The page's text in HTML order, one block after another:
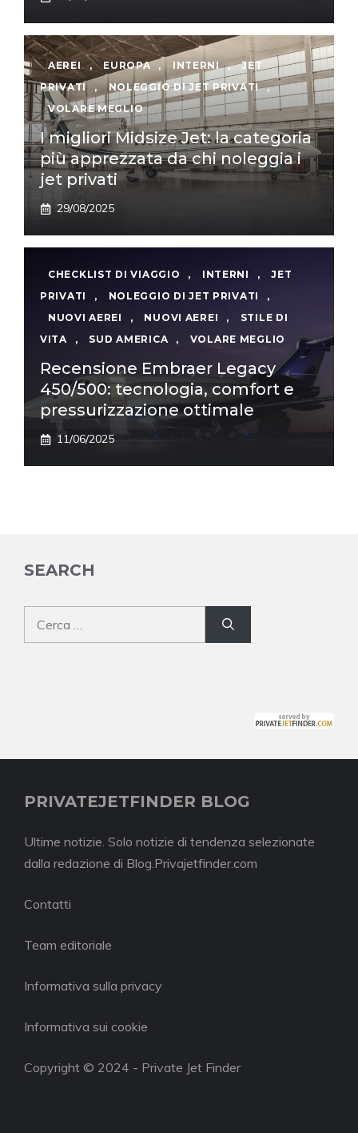
AEREI , EUROPA , INTERNI ,
JET
PRIVATI
, NOLEGGIO DI JET PRIVATI
,
VOLARE MEGLIO
I migliori Midsize Jet: la categoria
più apprezzata da chi noleggia i
jet privati
29/08/2025
CHECKLIST DI VIAGGIO , INTERNI ,
JET
PRIVATI
, NOLEGGIO DI JET PRIVATI
,
NUOVI AEREI
, NUOVI AEREI ,
STILE DI
VITA
, SUD AMERICA , VOLARE MEGLIO
Recensione Embraer Legacy
450/500: tecnologia, comfort e
pressurizzazione ottimale
11/06/2025
SEARCH
PRIVATEJETFINDER BLOG
Ultime notizie. Solo notizie di tendenza selezionate
dalla redazione di Blog.Privajetfinder.com
Contatti
Team editoriale
Informativa sulla privacy
Informativa sui cookie
Copyright © 2024 - Private Jet Finder